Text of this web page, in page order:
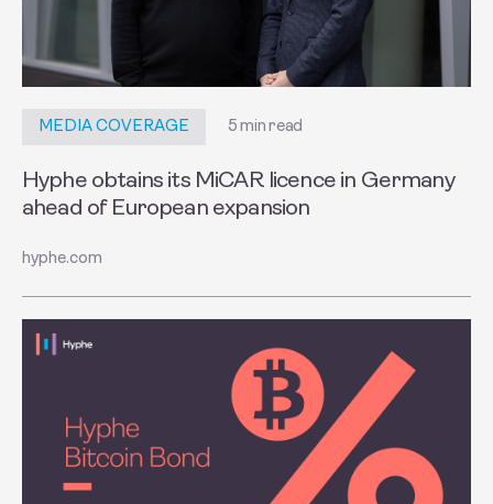
MEDIA COVERAGE 5 min read
Hyphe obtains its MiCAR licence in Germany
ahead of European expansion
hyphe.com